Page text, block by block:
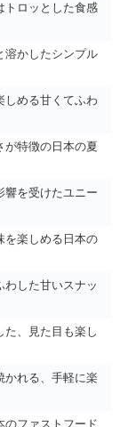
トロッとした食感
溶かしたシンプル
しめる甘くてふわ
が特徴の日本の夏
響を受けたユニー
を楽しめる日本の
わした甘いスナッ
た、見た目も楽し
かれる、手軽に楽
のファストフード